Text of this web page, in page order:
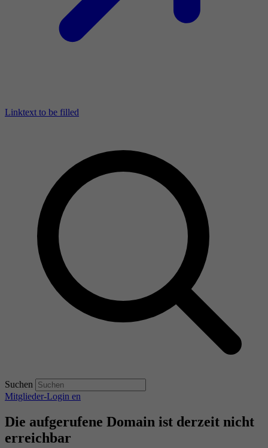
Linktext to be filled
Suchen
Mitglieder-Login en
Die aufgerufene Domain ist derzeit nicht
erreichbar